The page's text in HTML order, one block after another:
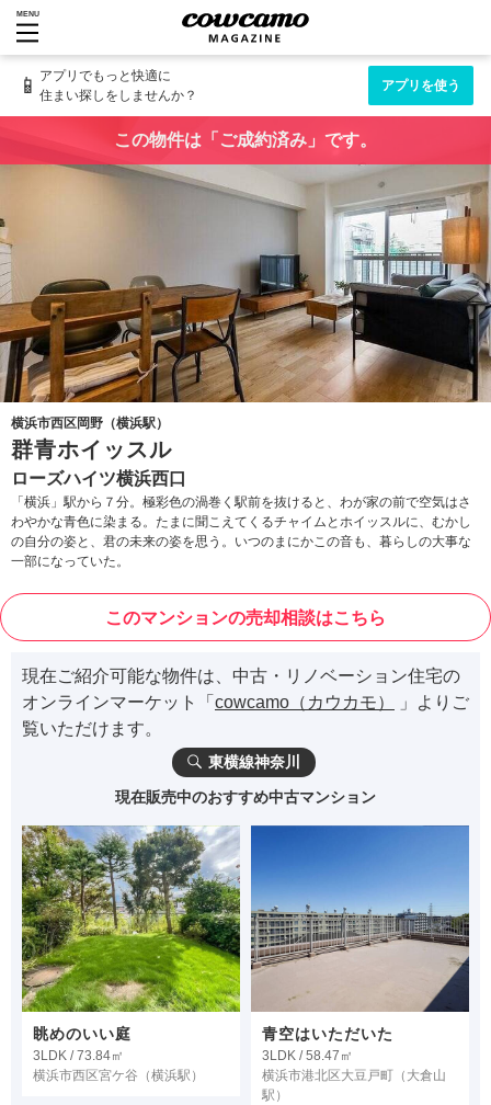
MENU
📱 アプリでもっと快適に
住まい探しをしませんか？
アプリを使う
この物件は「ご成約済み」です。
横浜市西区岡野（横浜駅）
群青ホイッスル
ローズハイツ横浜西口
「横浜」駅から７分。極彩色の渦巻く駅前を抜けると、わが家の前で空気はさ
わやかな青色に染まる。たまに聞こえてくるチャイムとホイッスルに、むかし
の自分の姿と、君の未来の姿を思う。いつのまにかこの音も、暮らしの大事な
一部になっていた。
このマンションの売却相談はこちら
現在ご紹介可能な物件は、中古・リノベーション住宅の
オンラインマーケット「 cowcamo（カウカモ）
」よりご
覧いただけます。
東横線神奈川
現在販売中のおすすめ中古マンション
眺めのいい庭
3LDK / 73.84㎡
横浜市西区宮ケ谷 （横浜駅）
青空はいただいた
3LDK / 58.47㎡
横浜市港北区大豆戸町 （大倉山
駅）